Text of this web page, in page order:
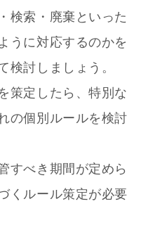
検索・廃棄といった
うに対応するのかを
検討しましょう。
策定したら、特別な
の個別ルールを検討
すべき期間が定めら
くルール策定が必要